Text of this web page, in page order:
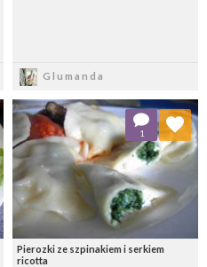
Glumanda
Pierozki ze szpinakiem i serkiem
ricotta
1
Dodaj do ulubionych
Wybierz listę: